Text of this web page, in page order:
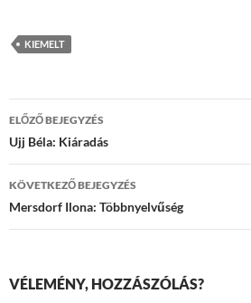
KIEMELT
Bejegyzések
navigációja
ELŐZŐ BEJEGYZÉS
Ujj Béla: Kiáradás
KÖVETKEZŐ BEJEGYZÉS
Mersdorf Ilona: Többnyelvűség
VÉLEMÉNY, HOZZÁSZÓLÁS?